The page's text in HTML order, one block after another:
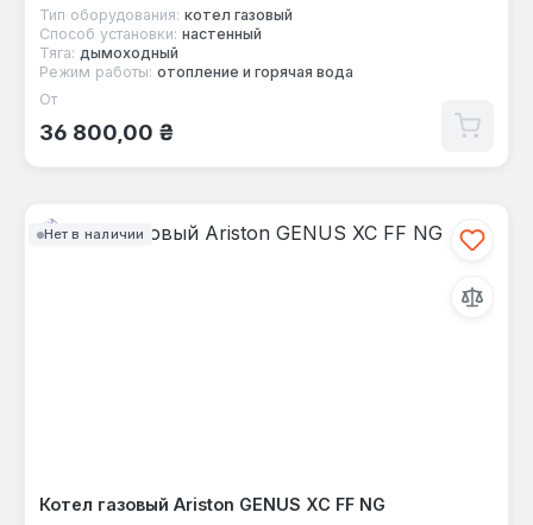
Тип оборудования: котел газовый
Способ установки: настенный
Тяга: дымоходный
Режим работы: отопление и горячая вода
Обычная цена:
От
36 800,00 ₴
Нет в наличии
Котел газовый Ariston GENUS XC FF NG